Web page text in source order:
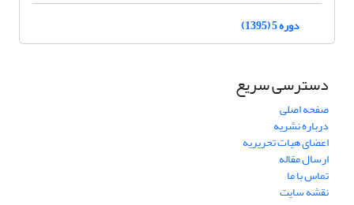
دوره 5 (1395)
دسترسی سریع
صفحه اصلی
درباره نشریه
اعضای هیات تحریریه
ارسال مقاله
تماس با ما
نقشه سایت